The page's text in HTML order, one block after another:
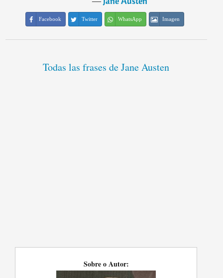
Facebook Twitter WhatsApp Imagen
Todas las frases de Jane Austen
Sobre o Autor: